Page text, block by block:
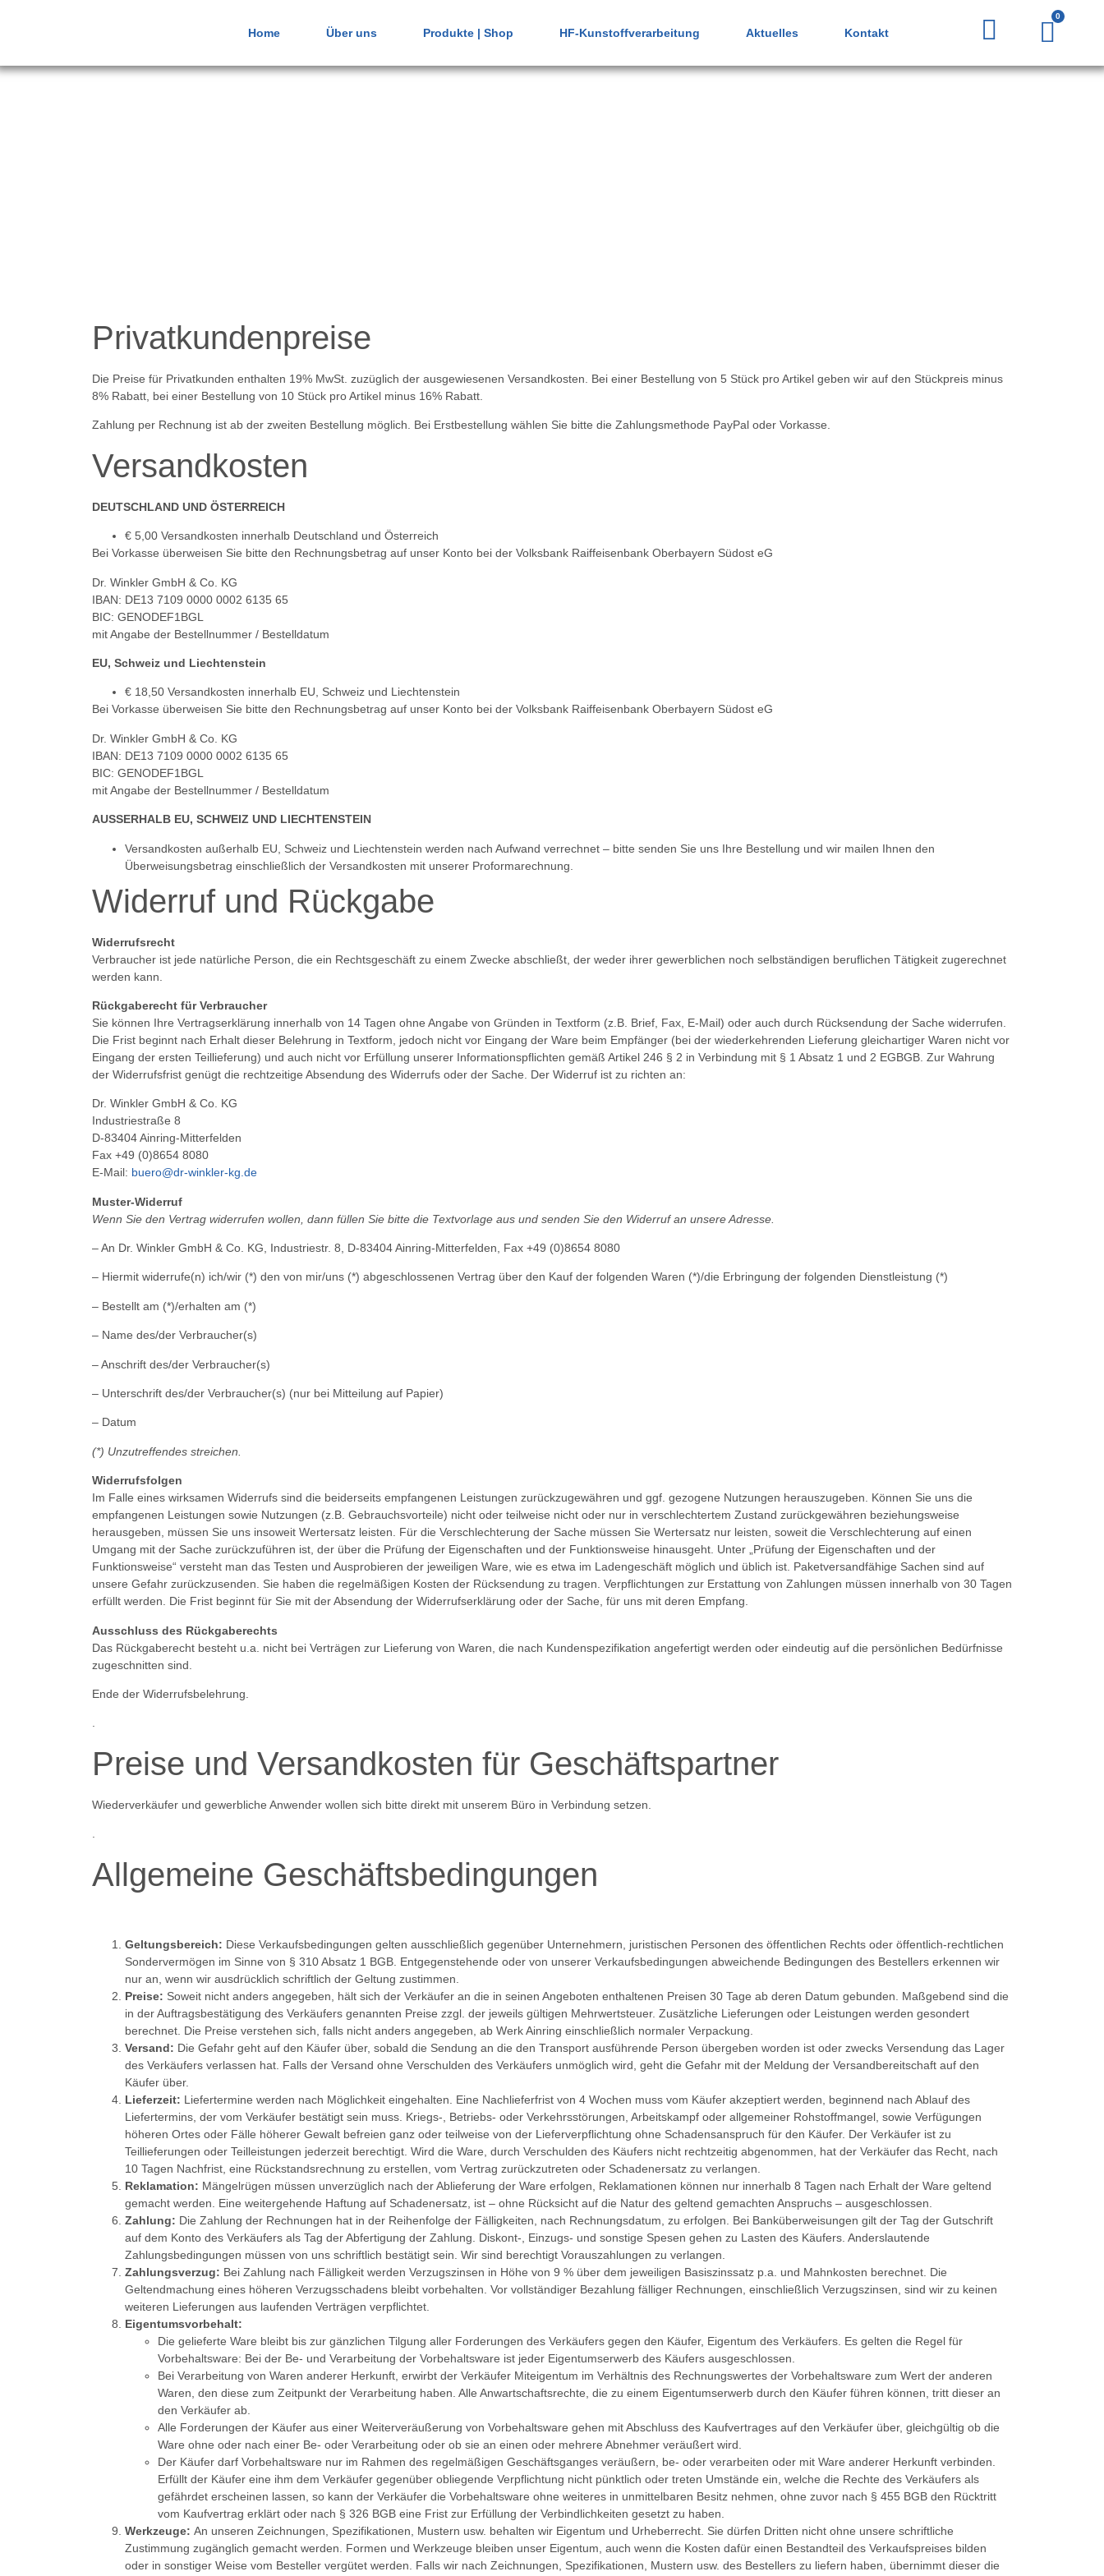
Home Über uns Produkte | Shop HF-Kunstoffverarbeitung Aktuelles Kontakt
0
Privatkundenpreise
Die Preise für Privatkunden enthalten 19% MwSt. zuzüglich der ausgewiesenen Versandkosten. Bei einer Bestellung von 5 Stück pro Artikel geben wir auf den Stückpreis minus
8% Rabatt, bei einer Bestellung von 10 Stück pro Artikel minus 16% Rabatt.
Zahlung per Rechnung ist ab der zweiten Bestellung möglich. Bei Erstbestellung wählen Sie bitte die Zahlungsmethode PayPal oder Vorkasse.
Versandkosten
DEUTSCHLAND UND ÖSTERREICH
€ 5,00 Versandkosten innerhalb Deutschland und Österreich
Bei Vorkasse überweisen Sie bitte den Rechnungsbetrag auf unser Konto bei der Volksbank Raiffeisenbank Oberbayern Südost eG
Dr. Winkler GmbH & Co. KG
IBAN: DE13 7109 0000 0002 6135 65
BIC: GENODEF1BGL
mit Angabe der Bestellnummer / Bestelldatum
EU, Schweiz und Liechtenstein
€ 18,50 Versandkosten innerhalb EU, Schweiz und Liechtenstein
Bei Vorkasse überweisen Sie bitte den Rechnungsbetrag auf unser Konto bei der Volksbank Raiffeisenbank Oberbayern Südost eG
Dr. Winkler GmbH & Co. KG
IBAN: DE13 7109 0000 0002 6135 65
BIC: GENODEF1BGL
mit Angabe der Bestellnummer / Bestelldatum
AUSSERHALB EU, SCHWEIZ UND LIECHTENSTEIN
Versandkosten außerhalb EU, Schweiz und Liechtenstein werden nach Aufwand verrechnet – bitte senden Sie uns Ihre Bestellung und wir mailen Ihnen den
Überweisungsbetrag einschließlich der Versandkosten mit unserer Proformarechnung.
Widerruf und Rückgabe
Widerrufsrecht
Verbraucher ist jede natürliche Person, die ein Rechtsgeschäft zu einem Zwecke abschließt, der weder ihrer gewerblichen noch selbständigen beruflichen Tätigkeit zugerechnet
werden kann.
Rückgaberecht für Verbraucher
Sie können Ihre Vertragserklärung innerhalb von 14 Tagen ohne Angabe von Gründen in Textform (z.B. Brief, Fax, E-Mail) oder auch durch Rücksendung der Sache widerrufen.
Die Frist beginnt nach Erhalt dieser Belehrung in Textform, jedoch nicht vor Eingang der Ware beim Empfänger (bei der wiederkehrenden Lieferung gleichartiger Waren nicht vor
Eingang der ersten Teillieferung) und auch nicht vor Erfüllung unserer Informationspflichten gemäß Artikel 246 § 2 in Verbindung mit § 1 Absatz 1 und 2 EGBGB. Zur Wahrung
der Widerrufsfrist genügt die rechtzeitige Absendung des Widerrufs oder der Sache. Der Widerruf ist zu richten an:
Dr. Winkler GmbH & Co. KG
Industriestraße 8
D-83404 Ainring-Mitterfelden
Fax +49 (0)8654 8080
E-Mail: buero@dr-winkler-kg.de
Muster-Widerruf
Wenn Sie den Vertrag widerrufen wollen, dann füllen Sie bitte die Textvorlage aus und senden Sie den Widerruf an unsere Adresse.
– An Dr. Winkler GmbH & Co. KG, Industriestr. 8, D-83404 Ainring-Mitterfelden, Fax +49 (0)8654 8080
– Hiermit widerrufe(n) ich/wir (*) den von mir/uns (*) abgeschlossenen Vertrag über den Kauf der folgenden Waren (*)/die Erbringung der folgenden Dienstleistung (*)
– Bestellt am (*)/erhalten am (*)
– Name des/der Verbraucher(s)
– Anschrift des/der Verbraucher(s)
– Unterschrift des/der Verbraucher(s) (nur bei Mitteilung auf Papier)
– Datum
(*) Unzutreffendes streichen.
Widerrufsfolgen
Im Falle eines wirksamen Widerrufs sind die beiderseits empfangenen Leistungen zurückzugewähren und ggf. gezogene Nutzungen herauszugeben. Können Sie uns die
empfangenen Leistungen sowie Nutzungen (z.B. Gebrauchsvorteile) nicht oder teilweise nicht oder nur in verschlechtertem Zustand zurückgewähren beziehungsweise
herausgeben, müssen Sie uns insoweit Wertersatz leisten. Für die Verschlechterung der Sache müssen Sie Wertersatz nur leisten, soweit die Verschlechterung auf einen
Umgang mit der Sache zurückzuführen ist, der über die Prüfung der Eigenschaften und der Funktionsweise hinausgeht. Unter „Prüfung der Eigenschaften und der
Funktionsweise“ versteht man das Testen und Ausprobieren der jeweiligen Ware, wie es etwa im Ladengeschäft möglich und üblich ist. Paketversandfähige Sachen sind auf
unsere Gefahr zurückzusenden. Sie haben die regelmäßigen Kosten der Rücksendung zu tragen. Verpflichtungen zur Erstattung von Zahlungen müssen innerhalb von 30 Tagen
erfüllt werden. Die Frist beginnt für Sie mit der Absendung der Widerrufserklärung oder der Sache, für uns mit deren Empfang.
Ausschluss des Rückgaberechts
Das Rückgaberecht besteht u.a. nicht bei Verträgen zur Lieferung von Waren, die nach Kundenspezifikation angefertigt werden oder eindeutig auf die persönlichen Bedürfnisse
zugeschnitten sind.
Ende der Widerrufsbelehrung.
.
Preise und Versandkosten für Geschäftspartner
Wiederverkäufer und gewerbliche Anwender wollen sich bitte direkt mit unserem Büro in Verbindung setzen.
Allgemeine Geschäftsbedingungen
Geltungsbereich: Diese Verkaufsbedingungen gelten ausschließlich gegenüber Unternehmern, juristischen Personen des öffentlichen Rechts oder öffentlich-rechtlichen
Sondervermögen im Sinne von § 310 Absatz 1 BGB. Entgegenstehende oder von unserer Verkaufsbedingungen abweichende Bedingungen des Bestellers erkennen wir
nur an, wenn wir ausdrücklich schriftlich der Geltung zustimmen.
Preise: Soweit nicht anders angegeben, hält sich der Verkäufer an die in seinen Angeboten enthaltenen Preisen 30 Tage ab deren Datum gebunden. Maßgebend sind die
in der Auftragsbestätigung des Verkäufers genannten Preise zzgl. der jeweils gültigen Mehrwertsteuer. Zusätzliche Lieferungen oder Leistungen werden gesondert
berechnet. Die Preise verstehen sich, falls nicht anders angegeben, ab Werk Ainring einschließlich normaler Verpackung.
Versand: Die Gefahr geht auf den Käufer über, sobald die Sendung an die den Transport ausführende Person übergeben worden ist oder zwecks Versendung das Lager
des Verkäufers verlassen hat. Falls der Versand ohne Verschulden des Verkäufers unmöglich wird, geht die Gefahr mit der Meldung der Versandbereitschaft auf den
Käufer über.
Lieferzeit: Liefertermine werden nach Möglichkeit eingehalten. Eine Nachlieferfrist von 4 Wochen muss vom Käufer akzeptiert werden, beginnend nach Ablauf des
Liefertermins, der vom Verkäufer bestätigt sein muss. Kriegs-, Betriebs- oder Verkehrsstörungen, Arbeitskampf oder allgemeiner Rohstoffmangel, sowie Verfügungen
höheren Ortes oder Fälle höherer Gewalt befreien ganz oder teilweise von der Lieferverpflichtung ohne Schadensanspruch für den Käufer. Der Verkäufer ist zu
Teillieferungen oder Teilleistungen jederzeit berechtigt. Wird die Ware, durch Verschulden des Käufers nicht rechtzeitig abgenommen, hat der Verkäufer das Recht, nach
10 Tagen Nachfrist, eine Rückstandsrechnung zu erstellen, vom Vertrag zurückzutreten oder Schadenersatz zu verlangen.
Reklamation: Mängelrügen müssen unverzüglich nach der Ablieferung der Ware erfolgen, Reklamationen können nur innerhalb 8 Tagen nach Erhalt der Ware geltend
gemacht werden. Eine weitergehende Haftung auf Schadenersatz, ist – ohne Rücksicht auf die Natur des geltend gemachten Anspruchs – ausgeschlossen.
Zahlung: Die Zahlung der Rechnungen hat in der Reihenfolge der Fälligkeiten, nach Rechnungsdatum, zu erfolgen. Bei Banküberweisungen gilt der Tag der Gutschrift
auf dem Konto des Verkäufers als Tag der Abfertigung der Zahlung. Diskont-, Einzugs- und sonstige Spesen gehen zu Lasten des Käufers. Anderslautende
Zahlungsbedingungen müssen von uns schriftlich bestätigt sein. Wir sind berechtigt Vorauszahlungen zu verlangen.
Zahlungsverzug: Bei Zahlung nach Fälligkeit werden Verzugszinsen in Höhe von 9 % über dem jeweiligen Basiszinssatz p.a. und Mahnkosten berechnet. Die
Geltendmachung eines höheren Verzugsschadens bleibt vorbehalten. Vor vollständiger Bezahlung fälliger Rechnungen, einschließlich Verzugszinsen, sind wir zu keinen
weiteren Lieferungen aus laufenden Verträgen verpflichtet.
Eigentumsvorbehalt:
Die gelieferte Ware bleibt bis zur gänzlichen Tilgung aller Forderungen des Verkäufers gegen den Käufer, Eigentum des Verkäufers. Es gelten die Regel für
Vorbehaltsware: Bei der Be- und Verarbeitung der Vorbehaltsware ist jeder Eigentumserwerb des Käufers ausgeschlossen.
Bei Verarbeitung von Waren anderer Herkunft, erwirbt der Verkäufer Miteigentum im Verhältnis des Rechnungswertes der Vorbehaltsware zum Wert der anderen
Waren, den diese zum Zeitpunkt der Verarbeitung haben. Alle Anwartschaftsrechte, die zu einem Eigentumserwerb durch den Käufer führen können, tritt dieser an
den Verkäufer ab.
Alle Forderungen der Käufer aus einer Weiterveräußerung von Vorbehaltsware gehen mit Abschluss des Kaufvertrages auf den Verkäufer über, gleichgültig ob die
Ware ohne oder nach einer Be- oder Verarbeitung oder ob sie an einen oder mehrere Abnehmer veräußert wird.
Der Käufer darf Vorbehaltsware nur im Rahmen des regelmäßigen Geschäftsganges veräußern, be- oder verarbeiten oder mit Ware anderer Herkunft verbinden.
Erfüllt der Käufer eine ihm dem Verkäufer gegenüber obliegende Verpflichtung nicht pünktlich oder treten Umstände ein, welche die Rechte des Verkäufers als
gefährdet erscheinen lassen, so kann der Verkäufer die Vorbehaltsware ohne weiteres in unmittelbaren Besitz nehmen, ohne zuvor nach § 455 BGB den Rücktritt
vom Kaufvertrag erklärt oder nach § 326 BGB eine Frist zur Erfüllung der Verbindlichkeiten gesetzt zu haben.
Werkzeuge: An unseren Zeichnungen, Spezifikationen, Mustern usw. behalten wir Eigentum und Urheberrecht. Sie dürfen Dritten nicht ohne unsere schriftliche
Zustimmung zugänglich gemacht werden. Formen und Werkzeuge bleiben unser Eigentum, auch wenn die Kosten dafür einen Bestandteil des Verkaufspreises bilden
oder in sonstiger Weise vom Besteller vergütet werden. Falls wir nach Zeichnungen, Spezifikationen, Mustern usw. des Bestellers zu liefern haben, übernimmt dieser die